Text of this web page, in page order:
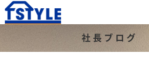
社長ブログ